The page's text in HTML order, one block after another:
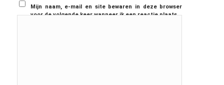
Mijn naam, e-mail en site bewaren in deze browser
voor de volgende keer wanneer ik een reactie plaats.